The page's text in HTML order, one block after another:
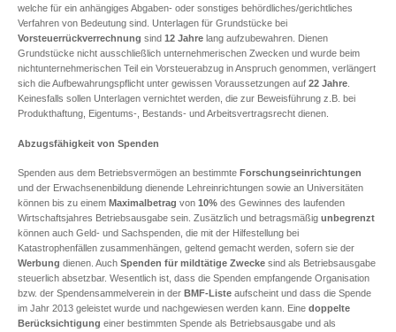
welche für ein anhängiges Abgaben- oder sonstiges behördliches/gerichtliches
Verfahren von Bedeutung sind. Unterlagen für Grundstücke bei
Vorsteuerrückverrechnung sind 12 Jahre lang aufzubewahren. Dienen
Grundstücke nicht ausschließlich unternehmerischen Zwecken und wurde beim
nichtunternehmerischen Teil ein Vorsteuerabzug in Anspruch genommen, verlängert
sich die Aufbewahrungspflicht unter gewissen Voraussetzungen auf 22 Jahre
Keinesfalls sollen Unterlagen vernichtet werden, die zur Beweisführung z.B. bei
Produkthaftung, Eigentums-, Bestands- und Arbeitsvertragsrecht dienen.
Abzugsfähigkeit von Spenden
Spenden aus dem Betriebsvermögen an bestimmte Forschungseinrichtungen
und der Erwachsenenbildung dienende Lehreinrichtungen sowie an Universitäten
können bis zu einem Maximalbetrag von 10% des Gewinnes des laufenden
Wirtschaftsjahres Betriebsausgabe sein. Zusätzlich und betragsmäßig unbegrenzt
können auch Geld- und Sachspenden, die mit der Hilfestellung bei
Katastrophenfällen zusammenhängen, geltend gemacht werden, sofern sie der
Werbung dienen. Auch Spenden für mildtätige Zwecke sind als Betriebsausgabe
steuerlich absetzbar. Wesentlich ist, dass die Spenden empfangende Organisation
bzw. der Spendensammelverein in der BMF-Liste aufscheint und dass die Spende
im Jahr 2013 geleistet wurde und nachgewiesen werden kann. Eine doppelte
Berücksichtigung einer bestimmten Spende als Betriebsausgabe und als